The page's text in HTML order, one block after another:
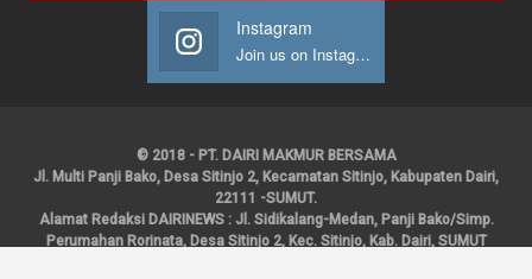
Instagram
Join us on Instagram
© 2018 - PT. DAIRI MAKMUR BERSAMA
Jl. Multi Panji Bako, Desa Sitinjo 2, Kecamatan Sitinjo, Kabupaten Dairi,
22111 -SUMUT.
Alamat Redaksi DAIRINEWS : Jl. Sidikalang-Medan, Panji Bako/Simp.
Perumahan Rorinata, Desa Sitinjo 2, Kec. Sitinjo, Kab. Dairi, SUMUT